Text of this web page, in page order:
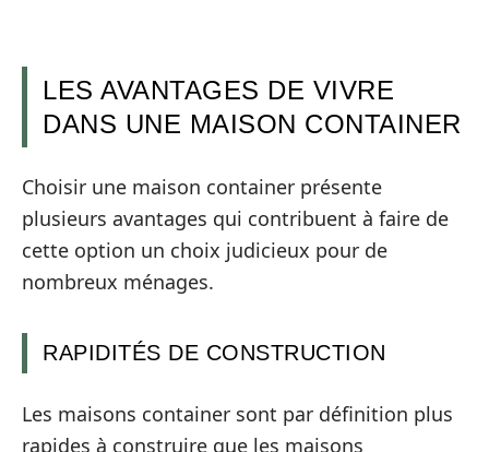
LES AVANTAGES DE VIVRE
DANS UNE MAISON CONTAINER
Choisir une maison container présente
plusieurs avantages qui contribuent à faire de
cette option un choix judicieux pour de
nombreux ménages.
RAPIDITÉS DE CONSTRUCTION
Les maisons container sont par définition plus
rapides à construire que les maisons